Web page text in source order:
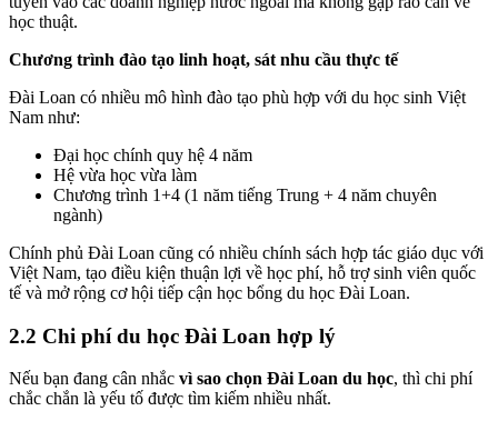
học thuật.
Chương trình đào tạo linh hoạt, sát nhu cầu thực tế
Đài Loan có nhiều mô hình đào tạo phù hợp với du học sinh Việt
Nam như:
Đại học chính quy hệ 4 năm
Hệ vừa học vừa làm
Chương trình 1+4 (1 năm tiếng Trung + 4 năm chuyên
ngành)
Chính phủ Đài Loan cũng có nhiều chính sách hợp tác giáo dục với
Việt Nam, tạo điều kiện thuận lợi về học phí, hỗ trợ sinh viên quốc
tế và mở rộng cơ hội tiếp cận học bổng du học Đài Loan.
2.2 Chi phí du học Đài Loan hợp lý
Nếu bạn đang cân nhắc vì sao chọn Đài Loan du học, thì chi phí
chắc chắn là yếu tố được tìm kiếm nhiều nhất.